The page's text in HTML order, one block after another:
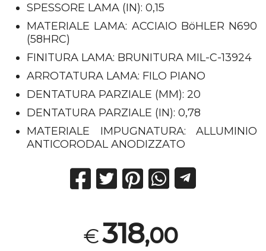
SPESSORE LAMA (IN): 0,15
MATERIALE LAMA: ACCIAIO BöHLER N690
(58HRC)
FINITURA LAMA: BRUNITURA MIL-C-13924
ARROTATURA LAMA: FILO PIANO
DENTATURA PARZIALE (MM): 20
DENTATURA PARZIALE (IN): 0,78
MATERIALE IMPUGNATURA: ALLUMINIO
ANTICORODAL ANODIZZATO
€318,00